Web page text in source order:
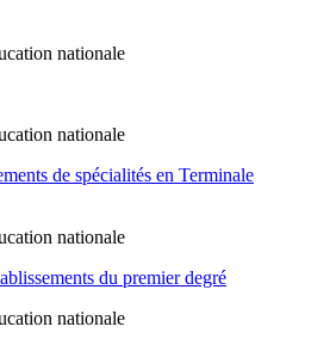
nationale
nationale
de spécialités en Terminale
nationale
du premier degré
nationale